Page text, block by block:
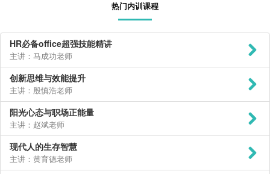
热门内训课程
HR必备office超强技能精讲
主讲：马成功老师
创新思维与效能提升
主讲：殷慎浩老师
阳光心态与职场正能量
主讲：赵斌老师
现代人的生存智慧
主讲：黄育德老师